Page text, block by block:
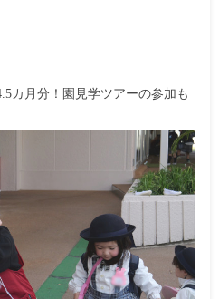
円～
当 7,800円
円～
当 8,500円
支給
月5,000円～40,000円
1年目：3カ月分、2年目～：4カ月分以
カ月／同条件
カ月分！園見学ツアーの参加も